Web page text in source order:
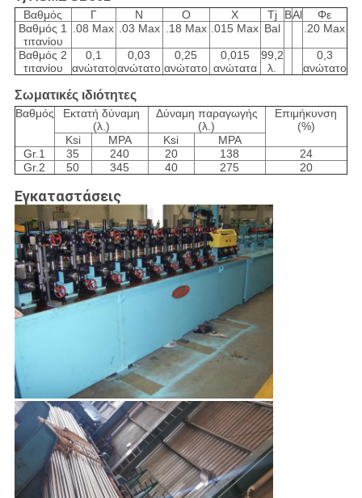
Βαθμός Γ Ν Ο Χ Tj ΒAl
Φε
Βαθμός 1
τιτανίου
.08 Max .03 Max .18 Max .015 Max Bal .20 Max
Βαθμός 2
τιτανίου
0,1
ανώτατο
0,03
ανώτατο
0,25
ανώτατο
0,015
ανώτατα
99,2
λ.
0,3
ανώτατο
Σωματικές ιδιότητες
Βαθμός
Εκτατή δύναμη
(λ.)
Δύναμη παραγωγής
(λ.)
Επιμήκυνση
(%)
Ksi
MPA Ksi
MPA
Gr.1
35 240 20 138
24
Gr.2
50 345 40 275 20
Εγκαταστάσεις